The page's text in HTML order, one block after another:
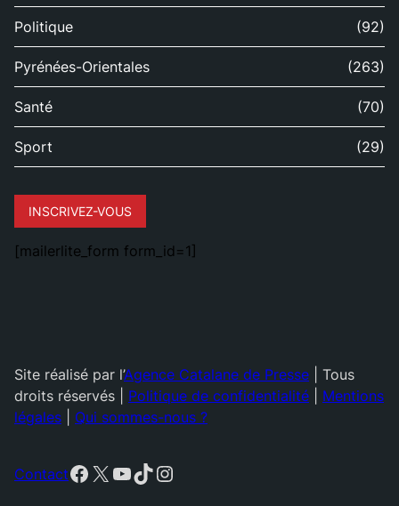
Politique (92)
Pyrénées-Orientales (263)
Santé (70)
Sport (29)
INSCRIVEZ-VOUS
[mailerlite_form form_id=1]
Site réalisé par l’Agence Catalane de Presse | Tous
droits réservés | Politique de confidentialité
Mentions
légales
Qui sommes-nous ?
ContactFacebook
X YouTube
TikTok
Instagram